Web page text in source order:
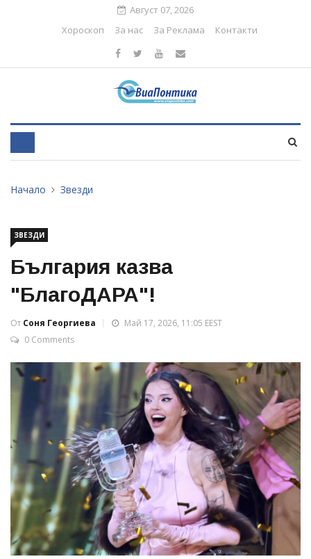
Август 07, 2026
Хороскоп
За нас За Реклама Контакти
Начало Звезди
ЗВЕЗДИ
България казва
"БлагоДАРА"!
От Соня Георгиева
Май 17, 2026, 11:05 EEST
0 Comments